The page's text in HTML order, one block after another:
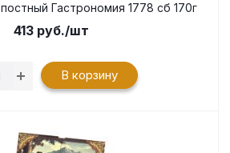
Гастрономия 1778 сб 170г
413 руб./шт
В корзину